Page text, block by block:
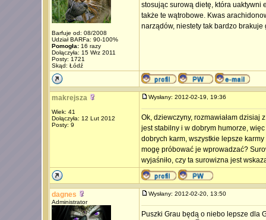
Barfuje od: 08/2008
Udział BARFa: 90-100%
Pomogła:16 razy
Dołączyła: 15 Wrz 2011
Posty: 1721
Skąd: Łódź
stosując surową dietę, która uaktywni
także te wątrobowe. Kwas
narządów, niestety tak bardzo brakuje
makrejsza
Wiek: 41
Dołączyła: 12 Lut 2012
Posty: 9
Wysłany: 2012-02-19, 19:36
Ok, dziewczyny, rozmawiałam dzisiaj
jest stabilny i w dobrym humorze,
dobrych karm, wszystkie lepsze
mogę próbować je wprowadzać?
wyjaśniło, czy ta surowizna jest
dagnes
Administrator
Wysłany: 2012-02-20, 13:50
Puszki Grau będą o niebo lepsze dla